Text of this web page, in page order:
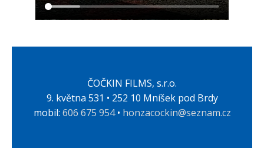
ČOČKIN FILMS, s.r.o.
9. května 531 • 252 10 Mníšek pod Brdy
mobil: 606 675 954• honzacockin@seznam.cz